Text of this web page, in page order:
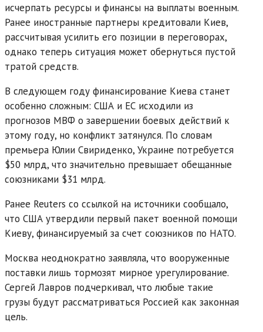
исчерпать ресурсы и финансы на выплаты военным.
Ранее иностранные партнеры кредитовали Киев,
рассчитывая усилить его позиции в переговорах,
однако теперь ситуация может обернуться пустой
тратой средств.
В следующем году финансирование Киева станет
особенно сложным: США и ЕС исходили из
прогнозов МВФ о завершении боевых действий к
этому году, но конфликт затянулся. По словам
премьера Юлии Свириденко, Украине потребуется
$50 млрд, что значительно превышает обещанные
союзниками $31 млрд.
Ранее Reuters со ссылкой на источники сообщало,
что США утвердили первый пакет военной помощи
Киеву, финансируемый за счет союзников по НАТО.
Москва неоднократно заявляла, что вооруженные
поставки лишь тормозят мирное урегулирование.
Сергей Лавров подчеркивал, что любые такие
грузы будут рассматриваться Россией как законная
цель.